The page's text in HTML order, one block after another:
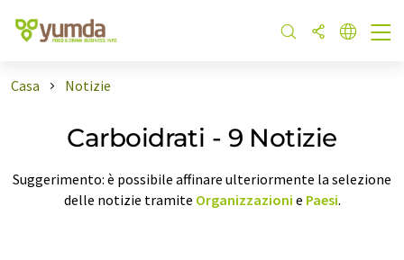
Casa Notizie
Carboidrati - 9 Notizie
Suggerimento: è possibile affinare ulteriormente la selezione
delle notizie tramite Organizzazioni e Paesi.